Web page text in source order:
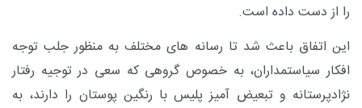
را از دست داده است.
این اتفاق باعث شد تا رسانه های مختلف به منظور جلب توجه
افکار سیاستمداران، به خصوص گروهی که سعی در توجیه رفتار
نژادپرستانه و تبعیض آمیز پلیس با رنگین پوستان را دارند، به